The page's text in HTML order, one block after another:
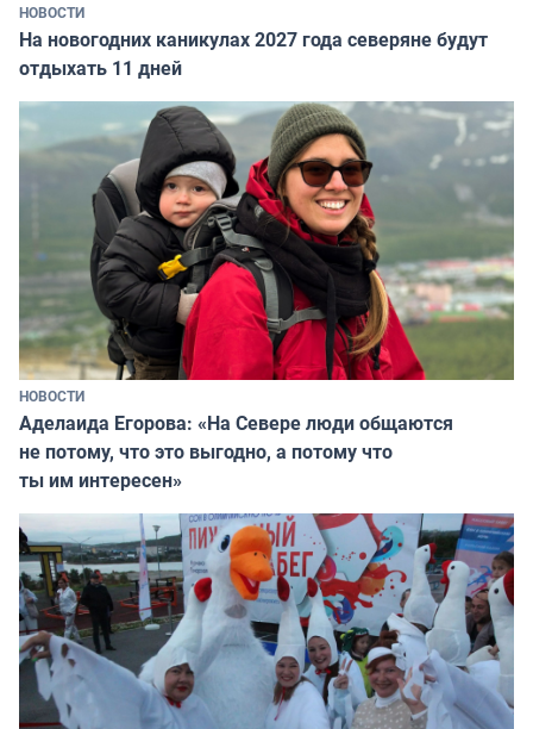
НОВОСТИ
На новогодних каникулах 2027 года северяне будут
отдыхать 11 дней
НОВОСТИ
Аделаида Егорова: «На Севере люди общаются
не потому, что это выгодно, а потому что
ты им интересен»